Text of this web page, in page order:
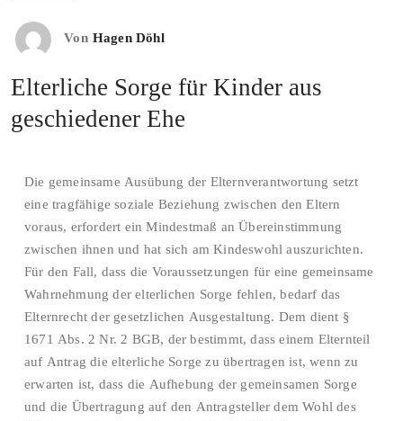
Von Hagen Döhl
Elterliche Sorge für Kinder aus
geschiedener Ehe
Die gemeinsame Ausübung der Elternverantwortung setzt
eine tragfähige soziale Beziehung zwischen den Eltern
voraus, erfordert ein Mindestmaß an Übereinstimmung
zwischen ihnen und hat sich am Kindeswohl auszurichten.
Für den Fall, dass die Voraussetzungen für eine gemeinsame
Wahrnehmung der elterlichen Sorge fehlen, bedarf das
Elternrecht der gesetzlichen Ausgestaltung. Dem dient §
1671 Abs. 2 Nr. 2 BGB, der bestimmt, dass einem Elternteil
auf Antrag die elterliche Sorge zu übertragen ist, wenn zu
erwarten ist, dass die Aufhebung der gemeinsamen Sorge
und die Übertragung auf den Antragsteller dem Wohl des